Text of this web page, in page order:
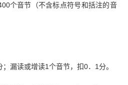
个音节（不含标点符号和括注的音
；漏读或增读1个音节，扣0．1分。